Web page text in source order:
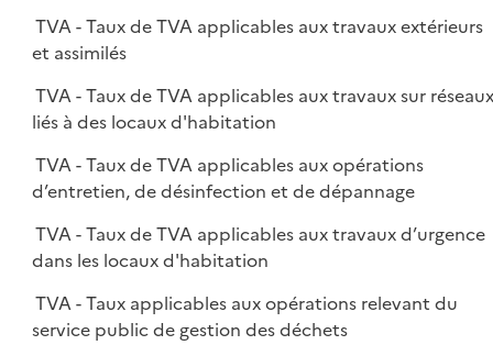
TVA - Taux de TVA applicables aux travaux extérieurs
et assimilés
TVA - Taux de TVA applicables aux travaux sur
liés à des locaux d'habitation
TVA - Taux de TVA applicables aux opérations
d’entretien, de désinfection et de dépannage
TVA - Taux de TVA applicables aux travaux d’urgence
dans les locaux d'habitation
TVA - Taux applicables aux opérations relevant du
service public de gestion des déchets